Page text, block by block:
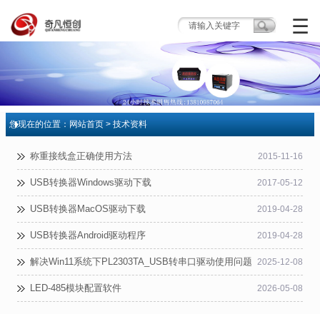
☰
您现在的位置： 网站首页 > 技术资料
技术资料 2015-11-16
称重接线盒正确使用方法
2017-05-12
USB转换器Windows驱动下载
2019-04-28
USB转换器MacOS驱动下载
2019-04-28
USB转换器Android驱动程序
2025-12-08
解决Win11系统下PL2303TA_USB转串口驱动使用问题
2026-05-08
LED-485模块配置软件